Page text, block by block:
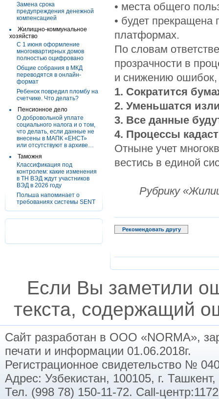
Замена срока
предупреждения денежной
компенсацией
Жилищно-коммунальное
хозяйство
С 1 июня оформление
многоквартирных домов
полностью оцифровано
Общие собрания в МКД
переводятся в онлайн-
формат
Ребенок повредил пломбу на
счетчике. Что делать?
Пенсионное дело
О добровольной уплате
социального налога и о том,
что делать, если данные не
внесены в МАПК «ЕНСТ»
или отсутствуют в архиве…
Таможня
Классификация под
контролем: какие изменения
в ТН ВЭД ждут участников
ВЭД в 2026 году
Польша напоминает о
требованиях системы SENT
• места общего
• будет прекращена
платформах.
По словам
прозрачности в
и снижению ошибок,
1. Сократится
2. Уменьшатся
3. Все данные
4. Процессы
Отныне учет
вестись в единой
Рубрику
Рекомендовать другу
Если Вы заметили
текста, содержащий
Сайт разработан в ООО «NORMA»,
печати и информации 01.06.2018г.
Регистрационное свидетельство №
Адрес: Узбекистан, 100105, г.
Тел. (998 78) 150-11-72. Call-